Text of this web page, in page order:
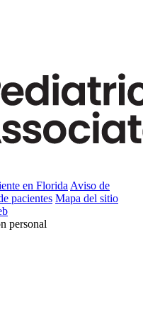
en Florida Aviso de
pacientes Mapa del sitio
personal